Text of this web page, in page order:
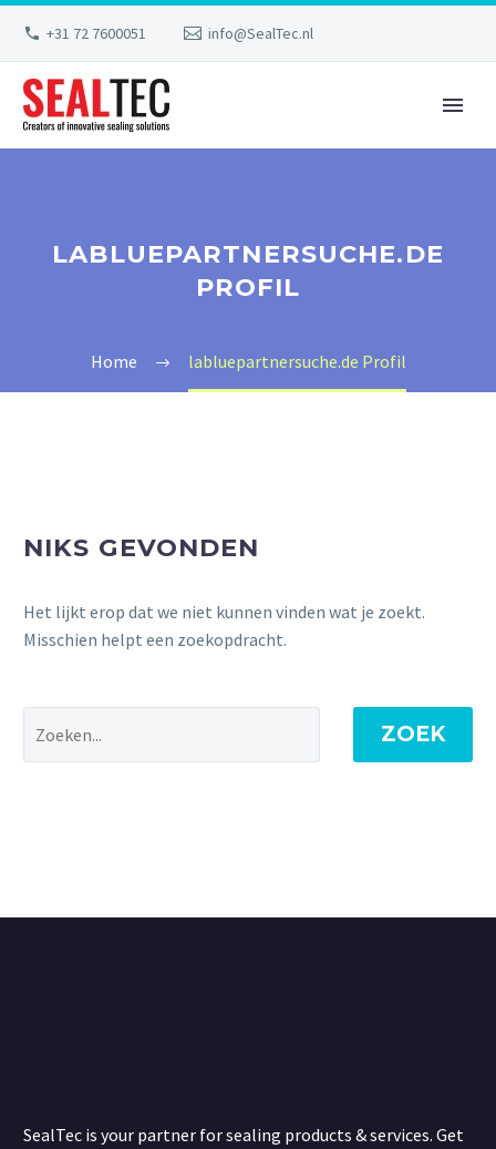
+31 72 7600051 info@SealTec.nl
LABLUEPARTNERSUCHE.DE
PROFIL
Home labluepartnersuche.de Profil
NIKS GEVONDEN
Het lijkt erop dat we niet kunnen vinden wat je zoekt.
Misschien helpt een zoekopdracht.
ZOEK
SealTec is your partner for sealing products & services. Get